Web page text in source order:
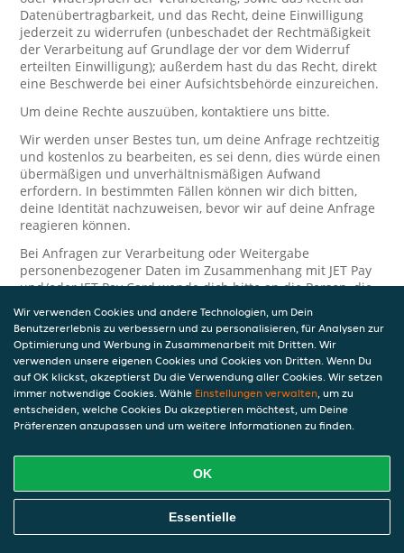
Datenübertragbarkeit, und das Recht, deine Einwilligung
jederzeit zu widerrufen (unbeschadet der Rechtmäßigkeit
der Verarbeitung auf Grundlage der vor dem Widerruf
erteilten Einwilligung); außerdem hast du das Recht, direkt
eine Beschwerde bei einer Aufsichtsbehörde einzureichen.
Um deine Rechte auszuüben, kontaktiere uns bitte.
Wir werden unser Bestes tun, um deine Anfrage rechtzeitig
und kostenlos zu bearbeiten, es sei denn, dies würde einen
übermäßigen und unverhältnismäßigen Aufwand
erfordern. In bestimmten Fällen können wir dich bitten,
deine Identität nachzuweisen, bevor wir auf deine Anfrage
reagieren können.
Bei Anfragen zur Verarbeitung oder Weitergabe
personenbezogener Daten im Zusammenhang mit JET Pay
und/oder JET Pay Card wende dich bitte an die Person, die
dir das JET Pay-Guthaben gewährt (das kann dein
Arbeitgeber, Geschäftspartner usw. sein). Dies ist
erforderlich, da JET und die Person, die dir das Guthaben
gewährt, eine separate Verantwortung für die Verarbeitung
und den Schutz deiner personenbezogenen Daten haben.
Solltest du weitere Fragen oder Beschwerden in Bezug auf
die Verarbeitung deiner personenbezogenen Daten haben,
kontaktieren wir dich gerne. Wir würden uns auch über
Tipps oder Vorschläge zur Verbesserung unserer Erklärung
Sicherheit
Wir verwenden Cookies und andere Technologien, um Dein
Benutzererlebnis zu verbessern und zu personalisieren, für Analysen zur
Optimierung und Werbung in Zusammenarbeit mit Dritten. Wir
verwenden unsere eigenen Cookies und Cookies von Dritten. Wenn Du
auf OK klickst, akzeptierst Du die Verwendung aller Cookies. Wir setzen
immer notwendige Cookies. Wähle Einstellungen verwalten, um zu
entscheiden, welche Cookies Du akzeptieren möchtest, um Deine
Präferenzen anzupassen und um weitere Informationen zu finden.
OK
Essentielle